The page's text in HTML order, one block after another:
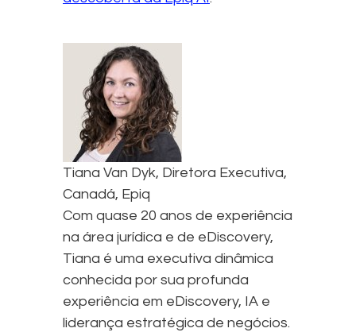
Tiana Van Dyk, Diretora Executiva,
Canadá, Epiq
Com quase 20 anos de experiência
na área jurídica e de eDiscovery,
Tiana é uma executiva dinâmica
conhecida por sua profunda
experiência em eDiscovery, IA e
liderança estratégica de negócios.